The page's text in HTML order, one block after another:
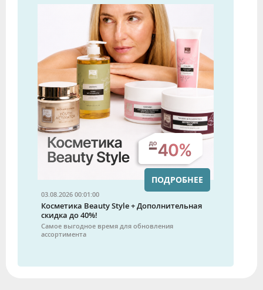
03.08.2026 00:01:00
Косметика Beauty Style + Дополнительная
скидка до 40%!
Самое выгодное время для обновления
ассортимента
ПОДРОБНЕЕ